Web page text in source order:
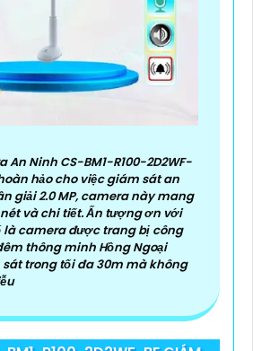
An Ninh CS-BM1-R100-2D2WF-
hảo cho việc giám sát an
giải 2.0 MP, camera này mang
và chi tiết. Ấn tượng ơn với
là camera được trang bị công
thông minh Hồng Ngoại
sát trong tối đa 30m mà không